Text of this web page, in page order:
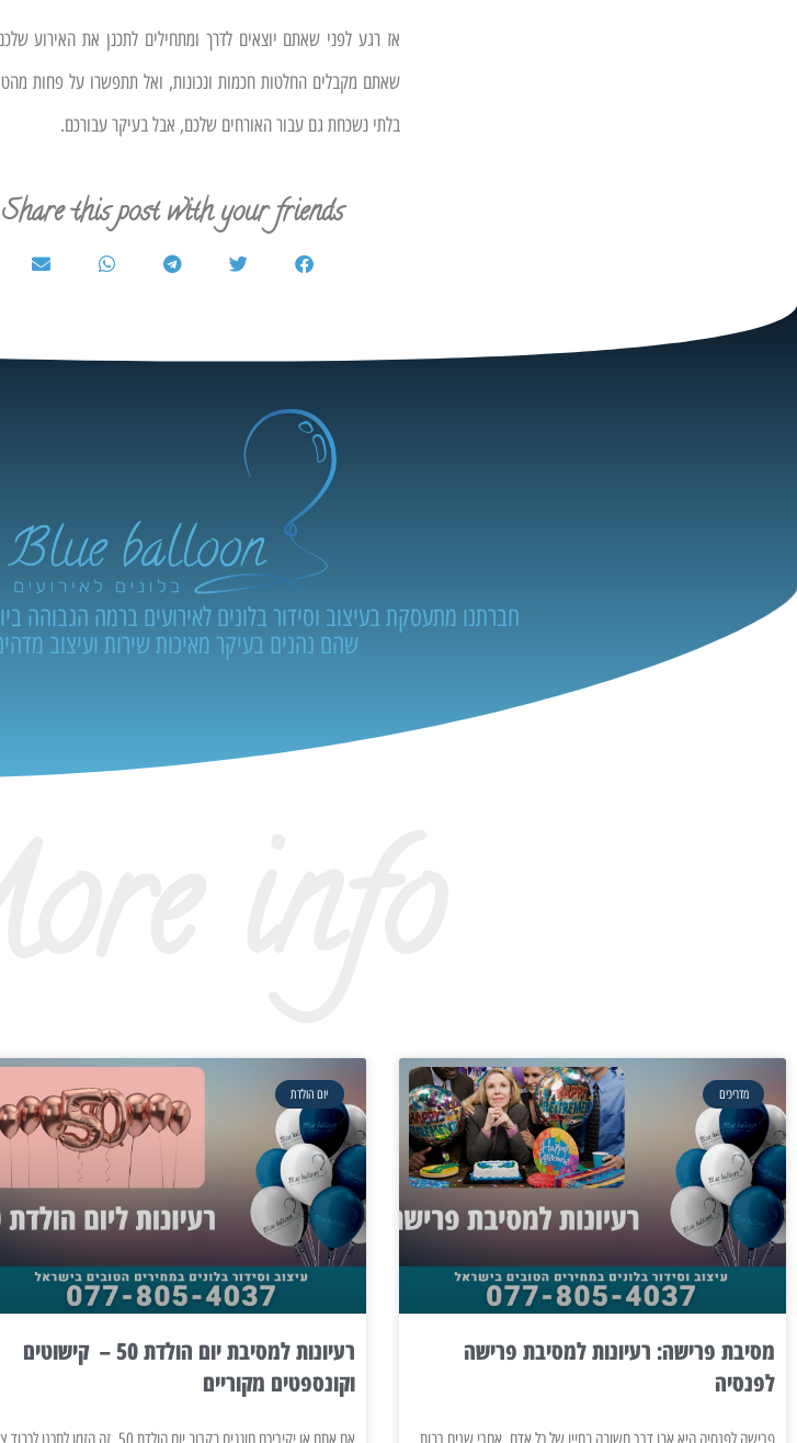
אז רגע לפני שאתם יוצאים לדרך ומתחילים לתכנן את האירוע
שאתם מקבלים החלטות חכמות ונכונות, ואל תתפשרו על פחות
בלתי נשכחת גם עבור האורחים שלכם, אבל בעיקר עבורכם.
Share this post with your friends
חברתנו מתעסקת בעיצוב וסידור בלונים לאירועים ברמה הגבוהה
שהם נהנים בעיקר מאיכות שירות ועיצוב
מדריכים
מסיבת פרישה: רעיונות למסיבת פרישה
לפנסיה
יום הולדת
רעיונות למסיבת יום הולדת 50 – קישוטים
וקונספטים מקוריים